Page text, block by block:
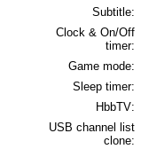
Subtitle:
Clock & On/Off
timer:
Game mode:
Sleep timer:
HbbTV:
USB channel list
clone: